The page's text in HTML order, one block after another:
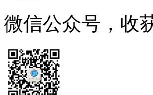
微信公众号，收